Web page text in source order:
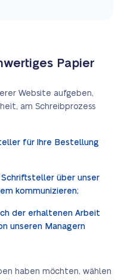
Papier
Website aufgeben,
am Schreibprozess
für Ihre Bestellung
über unser
kommunizieren;
der erhaltenen Arbeit
unseren Managern
haben möchten, wählen